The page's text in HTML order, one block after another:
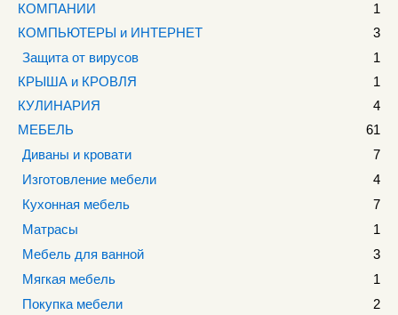
КОМПАНИИ
1
КОМПЬЮТЕРЫ и ИНТЕРНЕТ
3
Защита от вирусов
1
КРЫША и КРОВЛЯ
1
КУЛИНАРИЯ
4
МЕБЕЛЬ
61
Диваны и кровати
7
Изготовление мебели
4
Кухонная мебель
7
Матрасы
1
Мебель для ванной
3
Мягкая мебель
1
Покупка мебели
2